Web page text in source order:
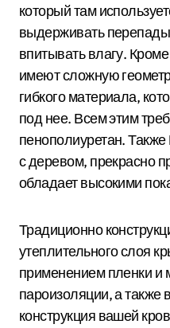
который там
выдерживать
впитывать влагу.
имеют сложную
гибкого материала,
под нее. Всем этим
пенополиуретан.
с деревом, прекрасно
обладает высокими
Традиционно
утеплительного слоя
применением пленки
пароизоляции, а также
конструкция вашей